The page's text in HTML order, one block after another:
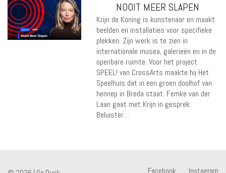
NOOIT MEER SLAPEN
Krijn de Koning is kunstenaar en maakt
beelden en installaties voor specifieke
plekken. Zijn werk is te zien in
internationale musea, galerieën en in de
openbare ruimte. Voor het project
SPEEL! van CrossArts maakte hij Het
Speelhuis dat in een groen doolhof van
hennep in Breda staat. Femke van der
Laan gaat met Krijn in gesprek.
Beluister…
Facebook Instagram